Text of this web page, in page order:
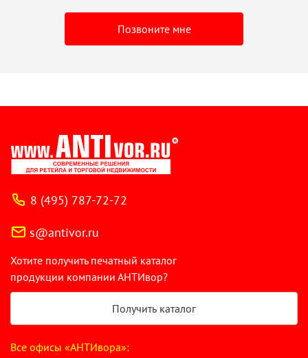
Позвоните мне
8 (495) 787-72-72
s@antivor.ru
Хотите получить печатный каталог
продукции компании АНТИвор?
Получить каталог
Все офисы «АНТИвора»: